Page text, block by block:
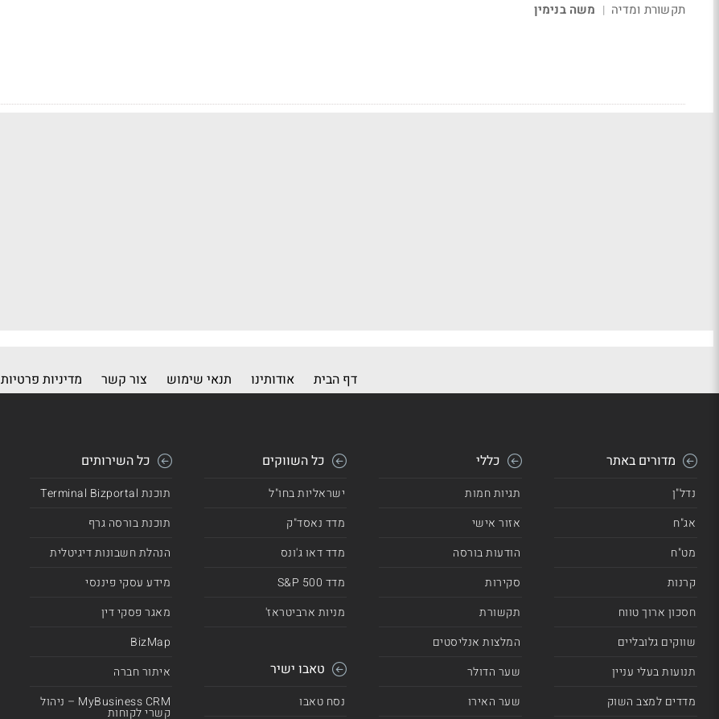
תקשורת ומדיה | משה בנימין
דף הבית אודותינו תנאי שימוש צור קשר מדיניות פרטיות
מדורים באתר
נדל"ן
אג"ח
מט"ח
קרנות
חסכון ארוך טווח
שווקים גלובליים
תנועות בעלי עניין
מדדים למצב השוק
כללי
תגיות חמות
אזור אישי
הודעות בורסה
סקירות
תקשורת
המלצות אנליסטים
שער הדולר
שער האירו
כל השווקים
ישראליות בחו"ל
מדד נאסד"ק
מדד דאו ג'ונס
מדד 500 S&P
מניות ארביטראז'
טאבו ישיר
נסח טאבו
כל השירותים
תוכנת Terminal Bizportal
תוכנת בורסה גרף
הנהלת חשבונות דיגיטלית
מידע עסקי פיננסי
מאגר פסקי דין
BizMap
איתור חברה
MyBusiness CRM – ניהול
קשרי לקוחות